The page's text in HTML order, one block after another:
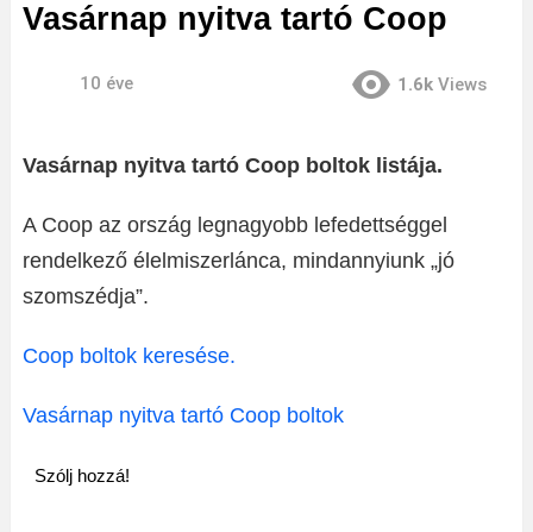
Vasárnap nyitva tartó Coop
10 éve 1.6k Views
Vasárnap nyitva tartó Coop boltok listája.
A Coop az ország legnagyobb lefedettséggel
rendelkező élelmiszerlánca, mindannyiunk „jó
szomszédja”.
Coop boltok keresése.
Vasárnap nyitva tartó Coop boltok
Szólj hozzá!